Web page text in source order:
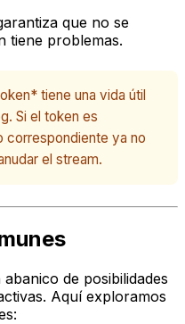
que no se
tiene problemas.
tiene una vida útil
Si el token es
correspondiente ya no
el stream.
de posibilidades
Aquí exploramos